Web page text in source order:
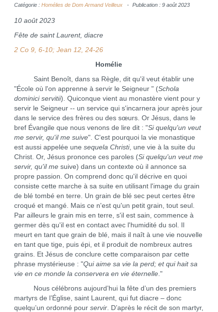
Catégorie : Homélies de Dom Armand Veilleux Publication : 9 août 2023
10 août 2023
Fête de saint Laurent, diacre
2 Co 9, 6-10; Jean 12, 24-26
Homélie
Saint Benoît, dans sa Règle, dit qu'il veut établir une
"École où l'on apprenne à servir le Seigneur " (Schola
dominici servitii). Quiconque vient au monastère vient pour y
servir le Seigneur -- un service qui s'incarnera jour après jour
dans le service des frères ou des sœurs. Or Jésus, dans le
bref Évangile que nous venons de lire dit : "Si quelqu'un veut
me servir, qu'il me suive". C'est pourquoi la vie monastique
est aussi appelée une sequela Christi, une vie à la suite du
Christ. Or, Jésus prononce ces paroles (Si quelqu'un veut me
servir, qu'il me suive) dans un contexte où il annonce sa
propre passion. On comprend donc qu'il décrive en quoi
consiste cette marche à sa suite en utilisant l'image du grain
de blé tombé en terre. Un grain de blé sec peut certes être
croqué et mangé. Mais ce n'est qu'un petit grain, tout seul.
Par ailleurs le grain mis en terre, s'il est sain, commence à
germer dès qu'il est en contact avec l'humidité du sol. Il
meurt en tant que grain de blé, mais il naît à une vie nouvelle
en tant que tige, puis épi, et il produit de nombreux autres
grains. Et Jésus de conclure cette comparaison par cette
phrase mystérieuse : "Qui aime sa vie la perd; et qui hait sa
vie en ce monde la conservera en vie éternelle."
Nous célébrons aujourd’hui la fête d’un des premiers
martyrs de l’Église, saint Laurent, qui fut diacre – donc
quelqu’un ordonné pour servir. D’après le récit de son martyr,